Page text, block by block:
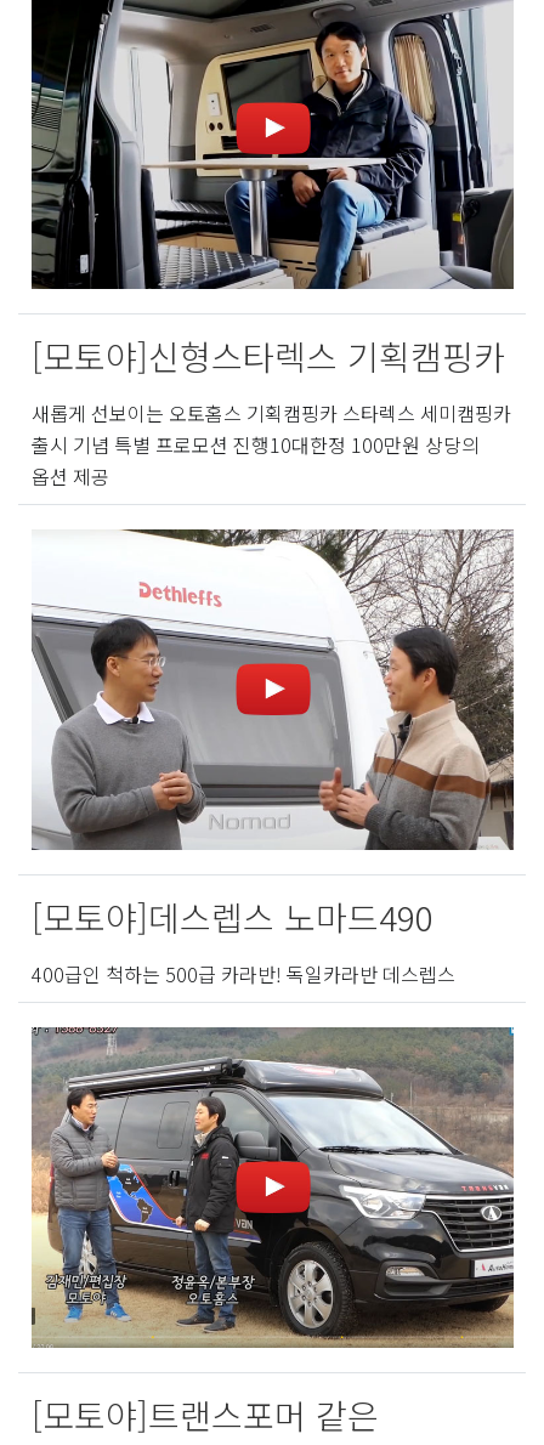
[모토야]신형스타렉스 기획캠핑카
새롭게 선보이는 오토홈스 기획캠핑카 스타렉스 세미캠핑카
출시 기념 특별 프로모션 진행10대한정 100만원 상당의
옵션 제공
[모토야]데스렙스 노마드490
400급인 척하는 500급 카라반! 독일카라반 데스렙스
[모토야]트랜스포머 같은